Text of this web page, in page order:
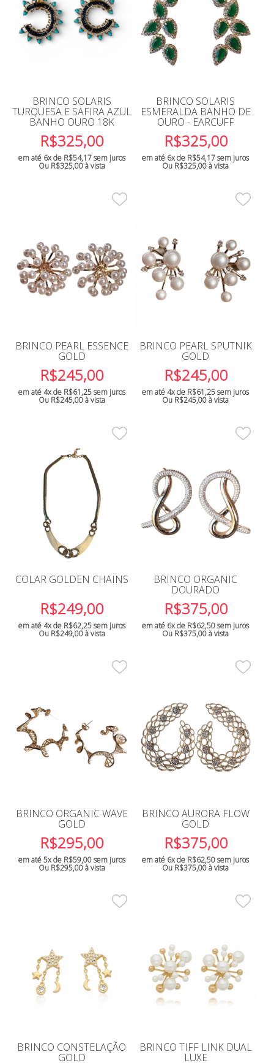
BRINCO SOLARIS
TURQUESA E SAFIRA AZUL
BANHO OURO 18K
R$325,00
em até 6x de R$54,17sem juros
Ou R$325,00à vista
BRINCO SOLARIS
ESMERALDA BANHO DE
OURO - EARCUFF
R$325,00
em até 6x de R$54,17sem juros
Ou R$325,00à vista
BRINCO PEARL ESSENCE
GOLD
R$245,00
em até 4x de R$61,25sem juros
Ou R$245,00à vista
BRINCO PEARL SPUTNIK
GOLD
R$245,00
em até 4x de R$61,25sem juros
Ou R$245,00à vista
COLAR GOLDEN CHAINS
R$249,00
em até 4x de R$62,25sem juros
Ou R$249,00à vista
BRINCO ORGANIC
DOURADO
R$375,00
em até 6x de R$62,50sem juros
Ou R$375,00à vista
BRINCO ORGANIC WAVE
GOLD
R$295,00
em até 5x de R$59,00sem juros
Ou R$295,00à vista
BRINCO AURORA FLOW
GOLD
R$375,00
em até 6x de R$62,50sem juros
Ou R$375,00à vista
BRINCO CONSTELAÇÃO
GOLD
BRINCO TIFF LINK DUAL
LUXE